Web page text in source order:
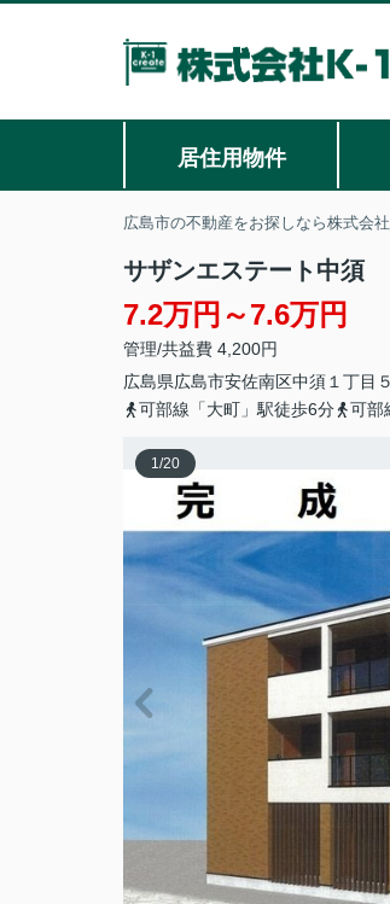
居住用物件
広島市の不動産をお探しなら株式会
サザンエステート中須
7.2万円～7.6万円
管理/共益費 4,200円
広島県広島市安佐南区中須 １丁目
可部線「大町」駅徒歩6分
可部
1/20